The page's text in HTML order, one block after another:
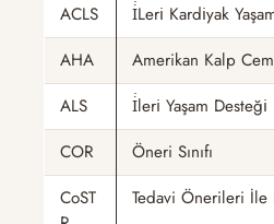
ACLS
İ̇Leri̇ Kardi̇yak
AHA
Amerikan Kalp
ALS
İ̇leri̇ Yaşam Desteği̇
COR
Öneri Sınıfı
CoST
Tedavi Önerileri İle